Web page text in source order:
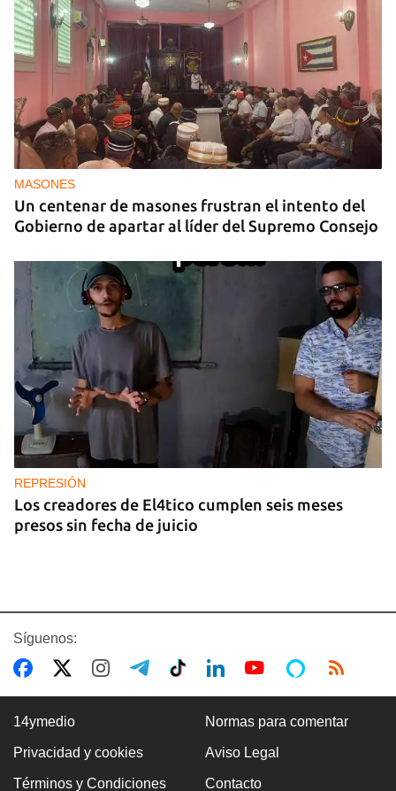
MASONES
Un centenar de masones frustran el intento del
Gobierno de apartar al líder del Supremo Consejo
REPRESIÓN
Los creadores de El4tico cumplen seis meses
presos sin fecha de juicio
BANCARIZACIÓN
Síguenos:
14ymedio Normas para comentar
Privacidad y cookies Aviso Legal
Términos y Condiciones Contacto